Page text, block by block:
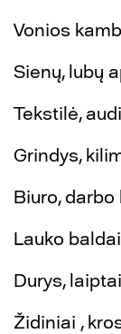
Vonios
Sienų, lubų
Tekstilė,
Grindys,
Biuro,
Lauko
Durys, laiptai
Židiniai ,